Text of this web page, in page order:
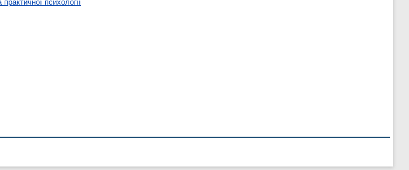
психології